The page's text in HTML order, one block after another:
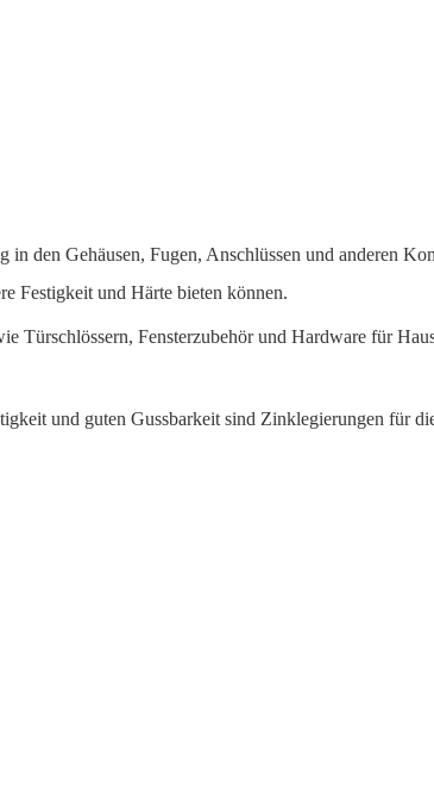
den Gehäusen, Fugen, Anschlüssen und anderen
Festigkeit und Härte bieten können.
Türschlössern, Fensterzubehör und Hardware für
und guten Gussbarkeit sind Zinklegierungen für